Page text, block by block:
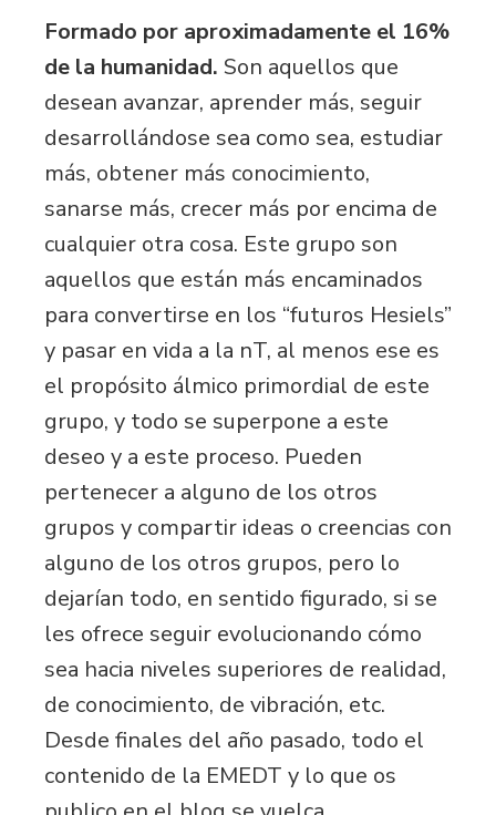
Formado por aproximadamente el 16%
de la humanidad. Son aquellos que
desean avanzar, aprender más, seguir
desarrollándose sea como sea, estudiar
más, obtener más conocimiento,
sanarse más, crecer más por encima de
cualquier otra cosa. Este grupo son
aquellos que están más encaminados
para convertirse en los “futuros Hesiels”
y pasar en vida a la nT, al menos ese es
el propósito álmico primordial de este
grupo, y todo se superpone a este
deseo y a este proceso. Pueden
pertenecer a alguno de los otros
grupos y compartir ideas o creencias con
alguno de los otros grupos, pero lo
dejarían todo, en sentido figurado, si se
les ofrece seguir evolucionando cómo
sea hacia niveles superiores de realidad,
de conocimiento, de vibración, etc.
Desde finales del año pasado, todo el
contenido de la EMEDT y lo que os